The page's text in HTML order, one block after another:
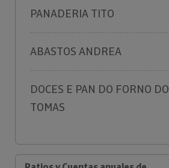
PANADERIA TITO
ABASTOS ANDREA
DOCES E PAN DO FORNO DO
TOMAS